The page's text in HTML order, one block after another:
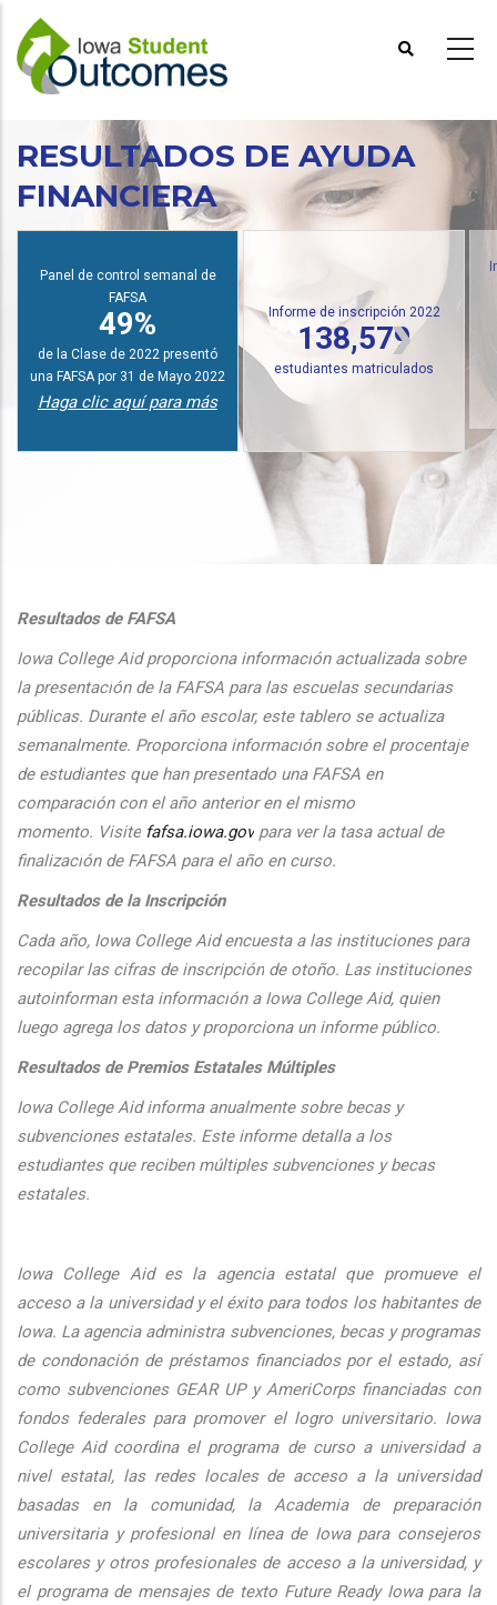
Pasar
contenido
principal
RESULTADOS DE AYUDA
FINANCIERA
Panel de control semanal de
FAFSA
49%
de la Clase de 2022 presentó
una FAFSA por 31 de Mayo 2022
Haga clic aquí para más
Informe de inscripción 2022
138,579
estudiantes matriculados
Resultados de FAFSA
Iowa College Aid proporciona información actualizada sobre
la presentación de la FAFSA para las escuelas secundarias
públicas. Durante el año escolar, este tablero se actualiza
semanalmente. Proporciona información sobre el procentaje
de estudiantes que han presentado una FAFSA en
comparación con el año anterior en el mismo
momento. Visite fafsa.iowa.gov para ver la tasa actual de
finalización de FAFSA para el año en curso.
Resultados de la Inscripción
Cada año, Iowa College Aid encuesta a las instituciones para
recopilar las cifras de inscripción de otoño. Las instituciones
autoinforman esta información a Iowa College Aid, quien
luego agrega los datos y proporciona un informe público.
Resultados de Premios Estatales Múltiples
Iowa College Aid informa anualmente sobre becas y
subvenciones estatales. Este informe detalla a los
estudiantes que reciben múltiples subvenciones y becas
estatales.
Iowa College Aid es la agencia estatal que promueve el
acceso a la universidad y el éxito para todos los habitantes de
Iowa. La agencia administra subvenciones, becas y programas
de condonación de préstamos financiados por el estado, así
como subvenciones GEAR UP y AmeriCorps financiadas con
fondos federales para promover el logro universitario. Iowa
College Aid coordina el programa de curso a universidad a
nivel estatal, las redes locales de acceso a la universidad
basadas en la comunidad, la Academia de preparación
universitaria y profesional en línea de Iowa para consejeros
escolares y otros profesionales de acceso a la universidad, y
el programa de mensajes de texto Future Ready Iowa para la